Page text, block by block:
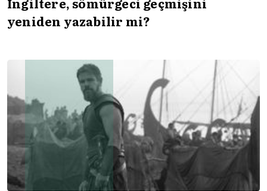
yeniden yazabilir mi?